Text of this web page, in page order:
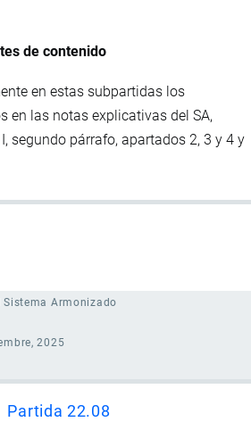
de contenido
en estas subpartidas los
en las notas explicativas del SA,
segundo párrafo, apartados 2, 3 y 4 y
Armonizado
2025
Partida 22.08